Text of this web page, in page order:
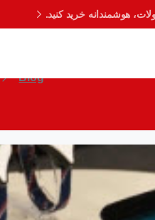
هوشمندانه خرید کنید.
Blog